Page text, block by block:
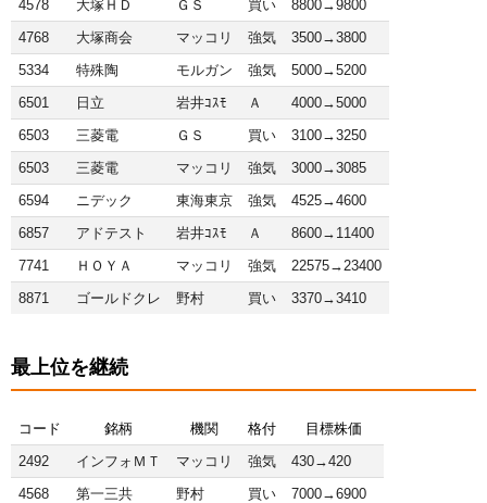
4578
大塚ＨＤ ＧＳ 買い
8800→9800
4768
大塚商会 マッコリ 強気
3500→3800
5334
特殊陶 モルガン 強気
5000→5200
6501
日立 岩井ｺｽﾓ Ａ
4000→5000
6503
三菱電 ＧＳ 買い
3100→3250
6503
三菱電 マッコリ 強気
3000→3085
6594
ニデック 東海東京 強気
4525→4600
6857
アドテスト 岩井ｺｽﾓ Ａ
8600→11400
7741
ＨＯＹＡ マッコリ 強気
22575→23400
8871
ゴールドクレ 野村 買い 3370→3410
最上位を継続
コード 銘柄 機関 格付
目標株価
2492
インフォＭＴ マッコリ 強気
430→420
4568
第一三共 野村 買い
7000→6900